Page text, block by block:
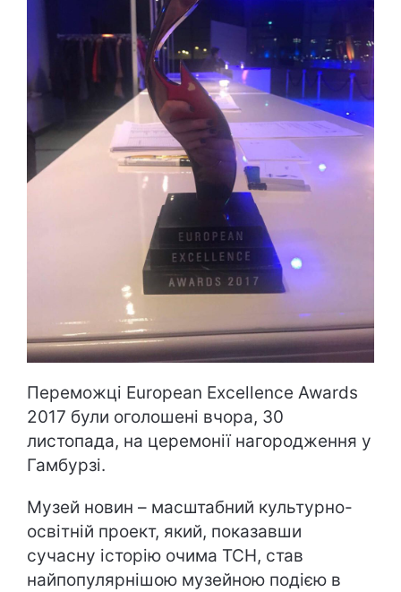
Переможці European Excellence Awards
2017 були оголошені вчора, 30
листопада, на церемонії нагородження у
Гамбурзі.
Музей новин – масштабний культурно-
освітній проект, який, показавши
сучасну історію очима ТСН, став
найпопулярнішою музейною подією в